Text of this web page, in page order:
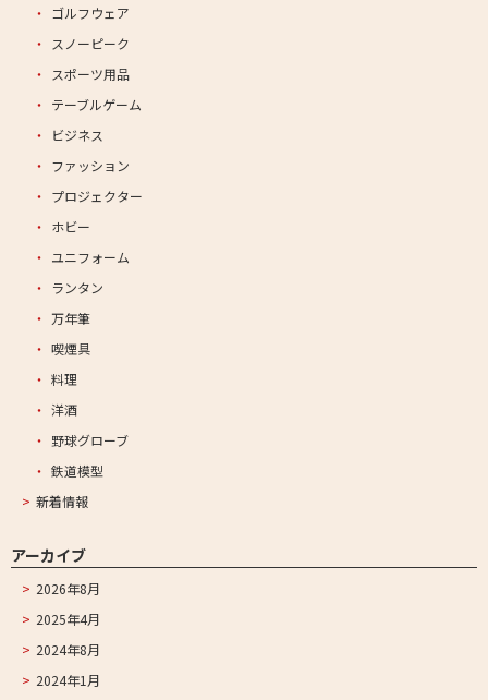
ゴルフウェア
スノーピーク
スポーツ用品
テーブルゲーム
ビジネス
ファッション
プロジェクター
ホビー
ユニフォーム
ランタン
万年筆
喫煙具
料理
洋酒
野球グローブ
鉄道模型
新着情報
アーカイブ
2026年8月
2025年4月
2024年8月
2024年1月